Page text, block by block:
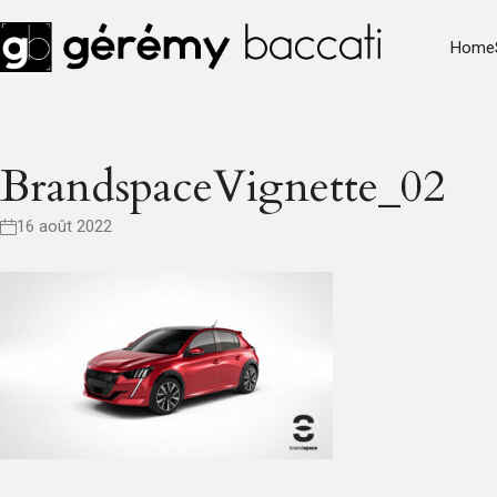
Home
BrandspaceVignette_02
16 août 2022